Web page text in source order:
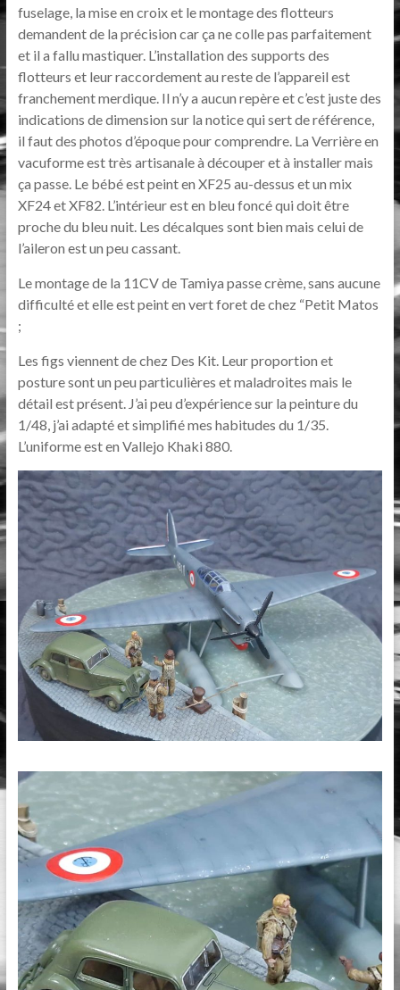
fuselage, la mise en croix et le montage des flotteurs
demandent de la précision car ça ne colle pas parfaitement
et il a fallu mastiquer. L’installation des supports des
flotteurs et leur raccordement au reste de l’appareil est
franchement merdique. Il n’y a aucun repère et c’est juste des
indications de dimension sur la notice qui sert de référence,
il faut des photos d’époque pour comprendre. La Verrière en
vacuforme est très artisanale à découper et à installer mais
ça passe. Le bébé est peint en XF25 au-dessus et un mix
XF24 et XF82. L’intérieur est en bleu foncé qui doit être
proche du bleu nuit. Les décalques sont bien mais celui de
l’aileron est un peu cassant.
Le montage de la 11CV de Tamiya passe crème, sans aucune
difficulté et elle est peint en vert foret de chez “Petit Matos
;
Les figs viennent de chez Des Kit. Leur proportion et
posture sont un peu particulières et maladroites mais le
détail est présent. J’ai peu d’expérience sur la peinture du
1/48, j’ai adapté et simplifié mes habitudes du 1/35.
L’uniforme est en Vallejo Khaki 880.